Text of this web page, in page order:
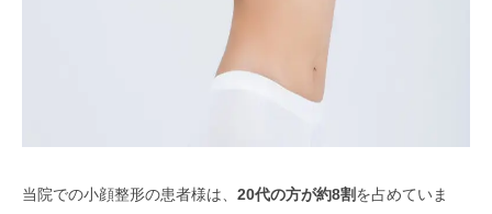
当院での小顔整形の患者様は、 20代の方が約8割を占めていま